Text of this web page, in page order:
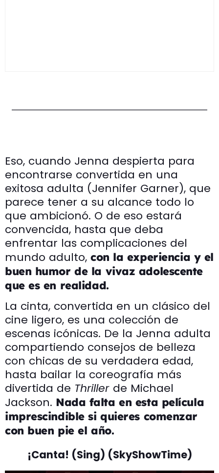
Eso, cuando Jenna despierta para
encontrarse convertida en una
exitosa adulta (Jennifer Garner), que
parece tener a su alcance todo lo
que ambicionó. O de eso estará
convencida, hasta que deba
enfrentar las complicaciones del
mundo adulto, con la experiencia y el
buen humor de la vivaz adolescente
que es en realidad.
La cinta, convertida en un clásico del
cine ligero, es una colección de
escenas icónicas. De la Jenna adulta
compartiendo consejos de belleza
con chicas de su verdadera edad,
hasta bailar la coreografía más
divertida de Thriller de Michael
Jackson. Nada falta en esta película
imprescindible si quieres comenzar
con buen pie el año.
¡Canta! (Sing) (SkyShowTime)